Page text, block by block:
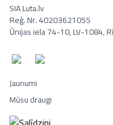
SIA Luta.lv
Reģ. Nr. 40203621055
Ūnijas iela 74-10, LV-1084,
Jaunumi
Mūsu draugi